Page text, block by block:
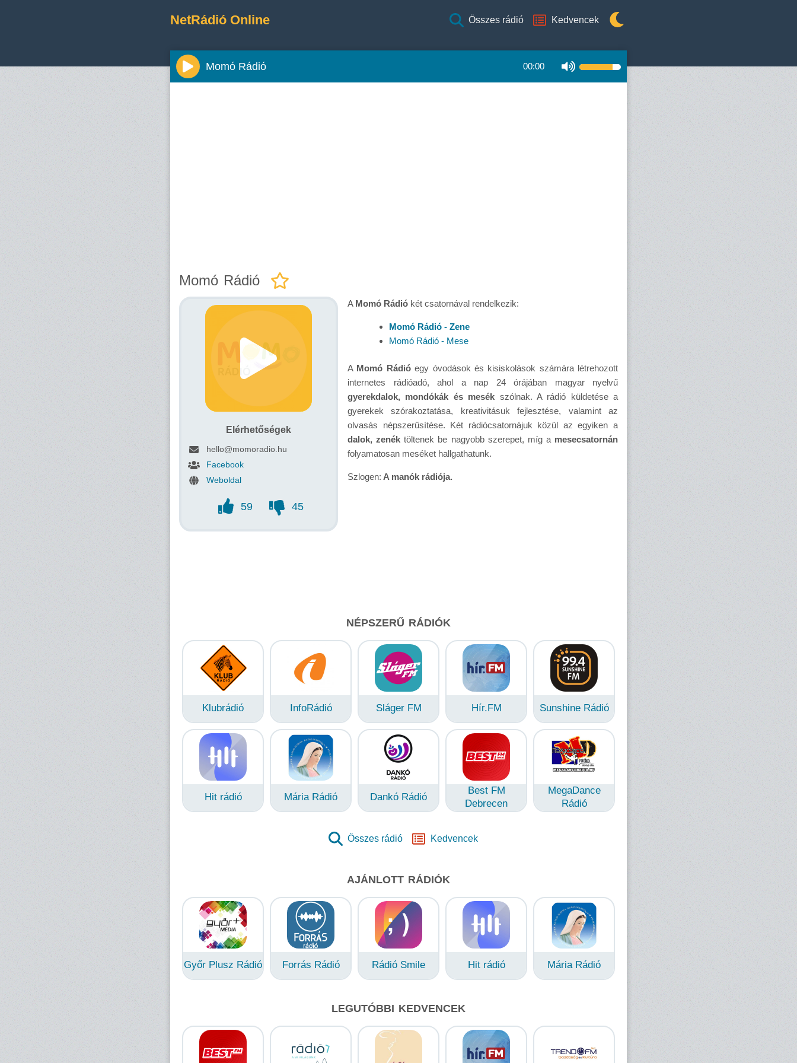
NetRádió Online Összes rádió Kedvencek
Momó Rádió 00:00
Momó Rádió
Elérhetőségek
hello@momoradio.hu
Facebook
Weboldal
59 45
A Momó Rádió két csatornával rendelkezik:
Momó Rádió - Zene
Momó Rádió - Mese
A Momó Rádióegy óvodások és kisiskolások számára létrehozott
internetes rádióadó, ahol a nap 24 órájában magyar nyelvű
gyerekdalok, mondókák és mesék szólnak. A rádió küldetése a
gyerekek szórakoztatása, kreativitásuk fejlesztése, valamint az
olvasás népszerűsítése. Két rádiócsatornájuk közül az egyiken a
dalok, zenék töltenek be nagyobb szerepet, míg a mesecsatornán
folyamatosan meséket hallgathatunk.
Szlogen: A manók rádiója.
NÉPSZERŰ RÁDIÓK
Klubrádió InfoRádió Sláger FM Hír.FM Sunshine Rádió
Hit rádió Mária Rádió Dankó Rádió
Best FM
Debrecen
MegaDance
Rádió
Összes rádió Kedvencek
AJÁNLOTT RÁDIÓK
Győr Plusz Rádió Forrás Rádió Rádió Smile Hit rádió Mária Rádió
LEGUTÓBBI KEDVENCEK